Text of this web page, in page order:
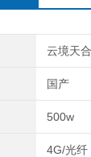
云境天合
国产
500w
4G/光纤